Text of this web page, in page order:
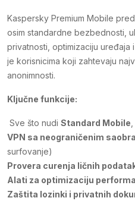
Kaspersky Premium Mobile
osim standardne bezbednosti,
privatnosti, optimizaciju uređaja
je korisnicima koji zahtevaju
anonimnosti.
Ključne funkcije:
Sve što nudi Standard Mobile
VPN sa neograničenim
surfovanje)
Provera curenja ličnih
Alati za optimizaciju
Zaštita lozinki i privatnih